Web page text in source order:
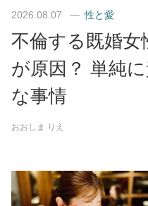
2026.08.07 性と愛
不倫する既婚女
が原因？ 単純
な事情
おおしま りえ